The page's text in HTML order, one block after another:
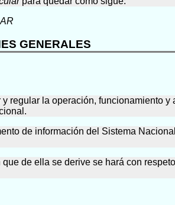
GENERALES
regular la operación,
de información del Sistema
de ella se derive se hará con